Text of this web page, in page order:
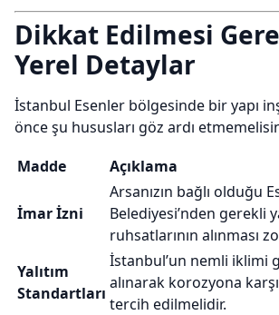
Dikkat Edilmesi
Yerel Detaylar
İstanbul Esenler bölgesinde bir yapı
önce şu hususları göz ardı
Madde
Açıklama
İmar İzni
Arsanızın bağlı olduğu
Belediyesi’nden gerekli
ruhsatlarının alınması
Yalıtım
Standartları
İstanbul’un nemli iklimi
alınarak korozyona
tercih edilmelidir.